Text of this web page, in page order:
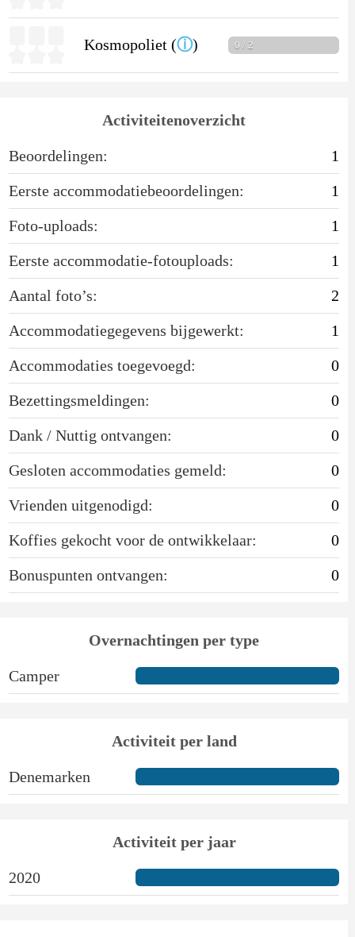
Kosmopoliet (ⓘ) 0 / 2
Activiteitenoverzicht
Beoordelingen:
1
Eerste accommodatiebeoordelingen:
1
Foto-uploads:
1
Eerste accommodatie-fotouploads:
1
Aantal foto’s:
2
Accommodatiegegevens bijgewerkt:
1
Accommodaties toegevoegd:
0
Bezettingsmeldingen:
0
Dank / Nuttig ontvangen:
0
Gesloten accommodaties gemeld:
0
Vrienden uitgenodigd:
0
Koffies gekocht voor de ontwikkelaar:
0
Bonuspunten ontvangen:
0
Overnachtingen per type
Camper
Activiteit per land
Denemarken
Activiteit per jaar
2020